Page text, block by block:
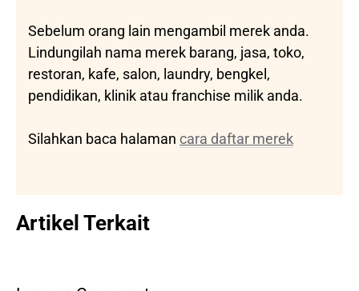
Sebelum orang lain mengambil merek anda.
Lindungilah nama merek barang, jasa, toko,
restoran, kafe, salon, laundry, bengkel,
pendidikan, klinik atau franchise milik anda.
Silahkan baca halaman cara daftar merek
Artikel Terkait